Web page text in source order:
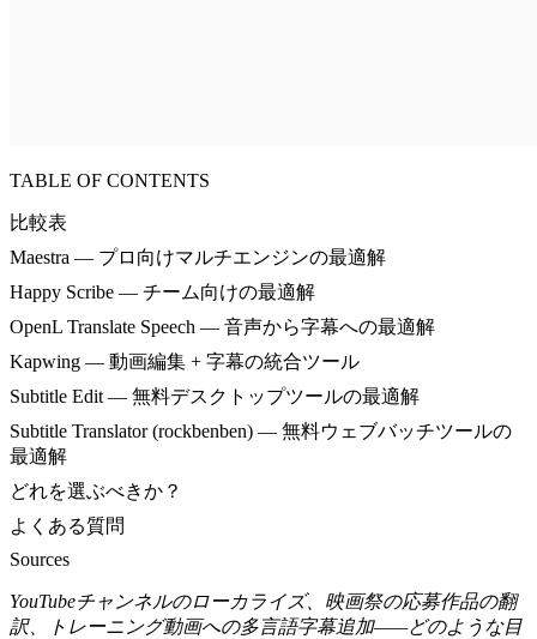
TABLE OF CONTENTS
比較表
Maestra — プロ向けマルチエンジンの最適解
Happy Scribe — チーム向けの最適解
OpenL Translate Speech — 音声から字幕への最適解
Kapwing — 動画編集 + 字幕の統合ツール
Subtitle Edit — 無料デスクトップツールの最適解
Subtitle Translator (rockbenben) — 無料ウェブバッチツールの
最適解
どれを選ぶべきか？
よくある質問
Sources
YouTubeチャンネルのローカライズ、映画祭の応募作品の翻
訳、トレーニング動画への多言語字幕追加——どのような目